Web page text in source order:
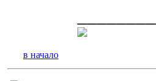
в начало